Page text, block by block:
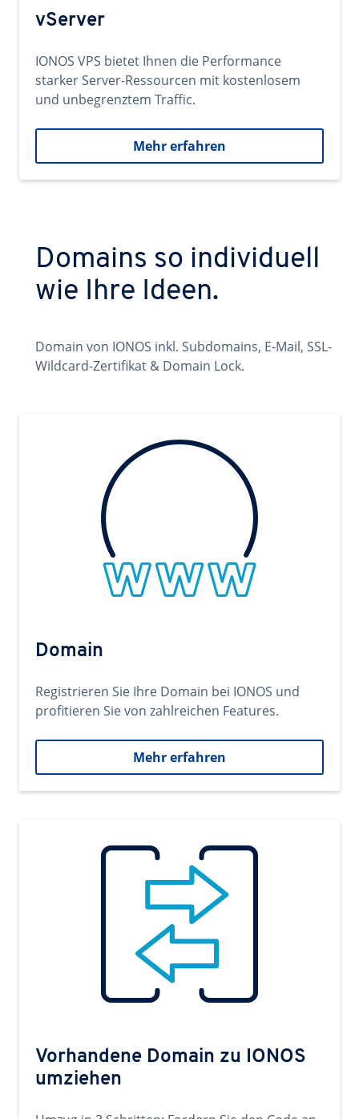
vServer
IONOS VPS bietet Ihnen die Performance
starker Server-Ressourcen mit kostenlosem
und unbegrenztem Traffic.
Mehr erfahren
Domains so individuell
wie Ihre Ideen.
Domain von IONOS inkl. Subdomains, E-Mail, SSL-
Wildcard-Zertifikat & Domain Lock.
Domain
Registrieren Sie Ihre Domain bei IONOS und
profitieren Sie von zahlreichen Features.
Mehr erfahren
Vorhandene Domain zu IONOS
umziehen